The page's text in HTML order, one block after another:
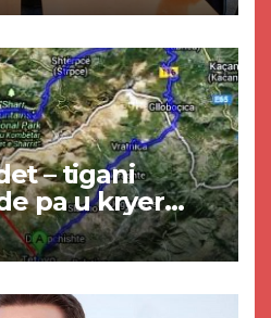
– tigani
pa u kryer
komuna e
për